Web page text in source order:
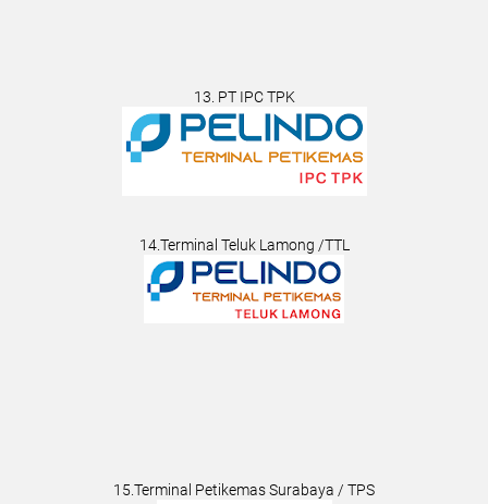
13. PT IPC TPK
14.Terminal Teluk Lamong /TTL
15.Terminal Petikemas Surabaya / TPS